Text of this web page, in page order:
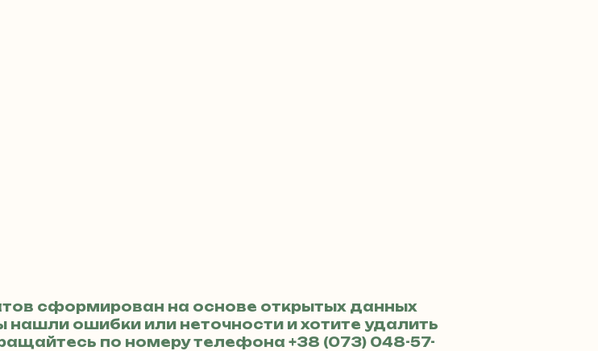
сформирован на основе открытых данных
ошибки или неточности и хотите удалить
по номеру телефона +38 (073) 048-57-